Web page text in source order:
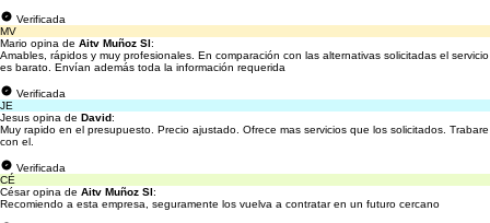
Verificada
MV
Mario opina de Aitv Muñoz Sl:
Amables, rápidos y muy profesionales. En comparación con las alternativas solicitadas el servicio
es barato. Envían además toda la información requerida
Verificada
JE
Jesus opina de David:
Muy rapido en el presupuesto. Precio ajustado. Ofrece mas servicios que los solicitados. Trabare
con el.
Verificada
CÉ
César opina de Aitv Muñoz Sl:
Recomiendo a esta empresa, seguramente los vuelva a contratar en un futuro cercano